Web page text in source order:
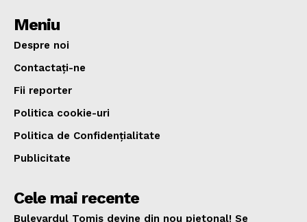
Meniu
Despre noi
Contactați-ne
Fii reporter
Politica cookie-uri
Politica de Confidențialitate
Publicitate
Cele mai recente
Bulevardul Tomis devine din nou pietonal! Se